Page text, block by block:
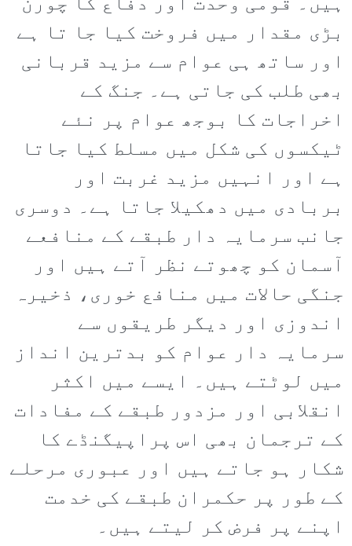
بڑی مقدار میں فروخت کیا جا تا ہے
اور ساتھ ہی عوام سے مزید قربانی
بھی طلب کی جاتی ہے۔ جنگ کے
اخراجات کا بوجھ عوام پر نئے
ٹیکسوں کی شکل میں مسلط کیا جاتا
ہے اور انہیں مزید غربت اور
بربادی میں دھکیلا جاتا ہے۔ دوسری
جانب سرمایہ دار طبقے کے منافعے
آسمان کو چھوتے نظر آتے ہیں اور
جنگی حالات میں منافع خوری، ذخیرہ
اندوزی اور دیگر طریقوں سے
سرمایہ دار عوام کو بدترین انداز
میں لوٹتے ہیں۔ ایسے میں اکثر
انقلابی اور مزدور طبقے کے مفادات
کے ترجمان بھی اس پراپیگنڈے کا
شکار ہو جاتے ہیں اور عبوری مرحلے
کے طور پر حکمران طبقے کی خدمت
اپنے پر فرض کر لیتے ہیں۔